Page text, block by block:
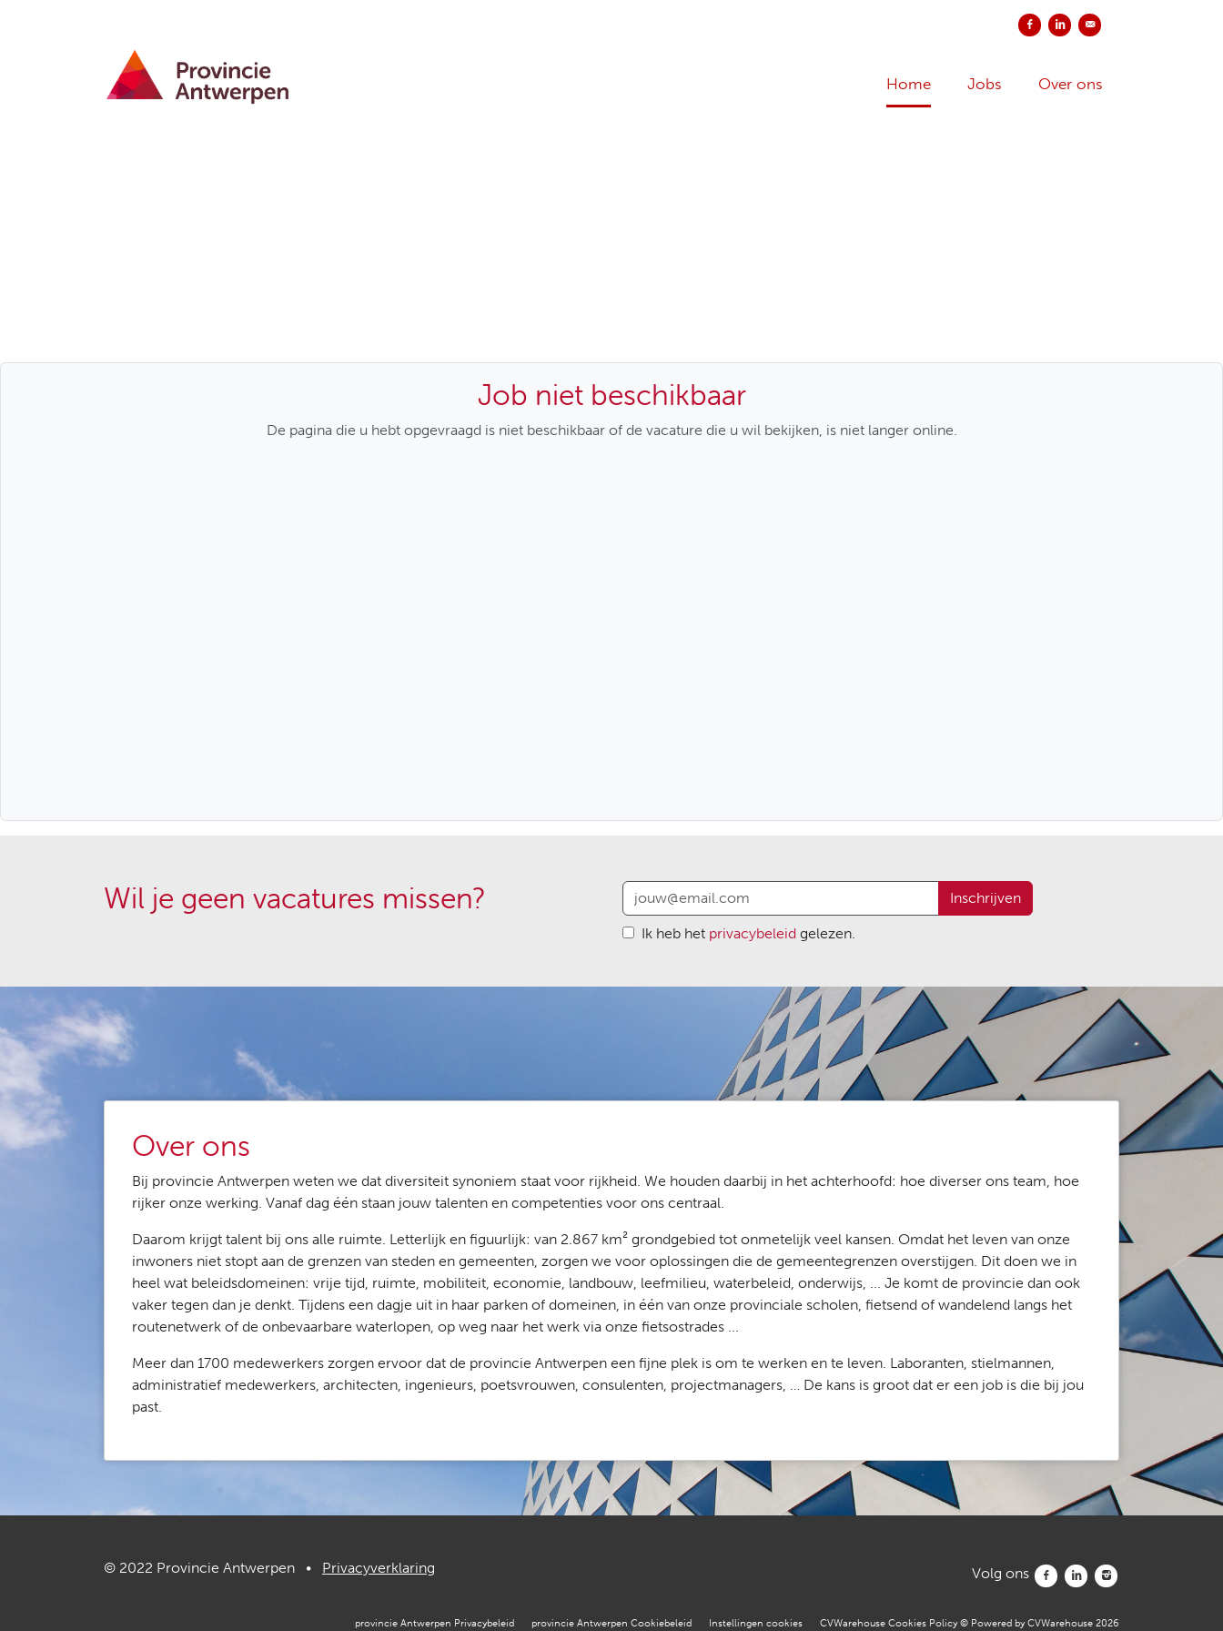
Delen op Facebook
Delen op LinkedIn
Versturen per e-mail
Home Jobs Over ons
Job niet beschikbaar
De pagina die u hebt opgevraagd is niet beschikbaar of de vacature die u wil bekijken, is niet langer online.
Wil je geen vacatures missen? Inschrijven
Ik heb het privacybeleid gelezen.
Over ons
Bij provincie Antwerpen weten we dat diversiteit synoniem staat voor rijkheid. We houden daarbij in het achterhoofd: hoe diverser ons team, hoe
rijker onze werking. Vanaf dag één staan jouw talenten en competenties voor ons centraal.
Daarom krijgt talent bij ons alle ruimte. Letterlijk en figuurlijk: van 2.867 km² grondgebied tot onmetelijk veel kansen. Omdat het leven van onze
inwoners niet stopt aan de grenzen van steden en gemeenten, zorgen we voor oplossingen die de gemeentegrenzen overstijgen. Dit doen we in
heel wat beleidsdomeinen: vrije tijd, ruimte, mobiliteit, economie, landbouw, leefmilieu, waterbeleid, onderwijs, ... Je komt de provincie dan ook
vaker tegen dan je denkt. Tijdens een dagje uit in haar parken of domeinen, in één van onze provinciale scholen, fietsend of wandelend langs het
routenetwerk of de onbevaarbare waterlopen, op weg naar het werk via onze fietsostrades ...
Meer dan 1700 medewerkers zorgen ervoor dat de provincie Antwerpen een fijne plek is om te werken en te leven. Laboranten, stielmannen,
administratief medewerkers, architecten, ingenieurs, poetsvrouwen, consulenten, projectmanagers, … De kans is groot dat er een job is die bij jou
past.
© 2022 Provincie Antwerpen • Privacyverklaring Volg ons Volg ons facebook
Volg ons linkedin
Volg ons instagram
provincie Antwerpen Privacybeleid provincie Antwerpen Cookiebeleid Instellingen cookies CVWarehouse Cookies Policy© Powered byCVWarehouse 2026